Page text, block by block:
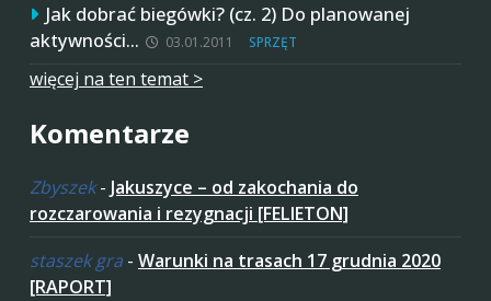
Jak dobrać biegówki? (cz. 2) Do planowanej
aktywności…
03.01.2011 SPRZĘT
więcej na ten temat >
Komentarze
Zbyszek- Jakuszyce – od zakochania do
rozczarowania i rezygnacji [FELIETON]
staszek gra - Warunki na trasach 17 grudnia 2020
[RAPORT]